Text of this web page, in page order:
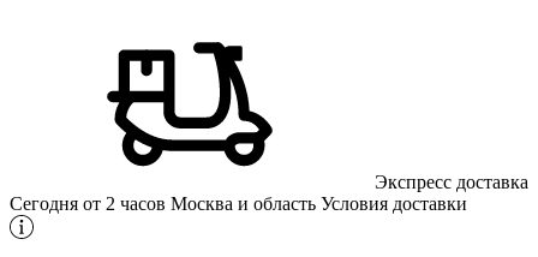
Экспресс доставка
Сегодня от 2 часов Москва и область Условия доставки